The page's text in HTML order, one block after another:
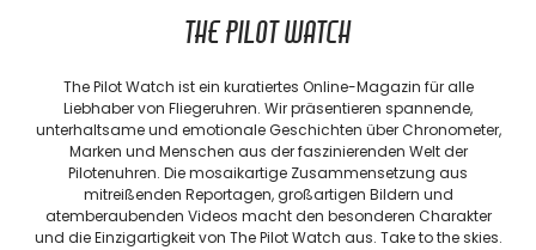
THE PILOT WATCH
The Pilot Watch ist ein kuratiertes Online-Magazin für alle
Liebhaber von Fliegeruhren. Wir präsentieren spannende,
unterhaltsame und emotionale Geschichten über Chronometer,
Marken und Menschen aus der faszinierenden Welt der
Pilotenuhren. Die mosaikartige Zusammensetzung aus
mitreißenden Reportagen, großartigen Bildern und
atemberaubenden Videos macht den besonderen Charakter
und die Einzigartigkeit von The Pilot Watch aus. Take to the skies.